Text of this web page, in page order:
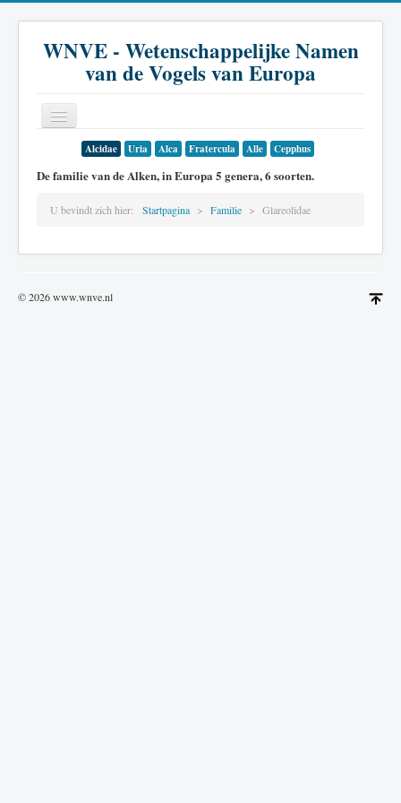
WNVE - Wetenschappelijke Namen
van de Vogels van Europa
Genus
Alcidae Uria Alca Fratercula Alle Cepphus
De familie van de Alken, in Europa 5 genera, 6 soorten.
U bevindt zich hier: Startpagina Familie Glareolidae
© 2026 www.wnve.nl